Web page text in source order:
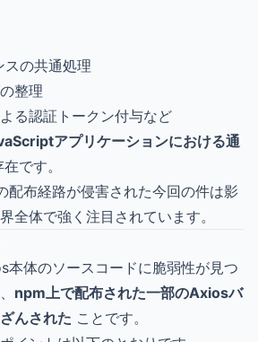
スの共通処理
整理
る認証トークン付与など
アプリケーションにおける通
です。
配布経路が侵害された今回の件は影
全体で強く注目されています。
本体のソースコードに脆弱性が見つ
npm上で配布された一部のAxiosバ
んされた ことです。